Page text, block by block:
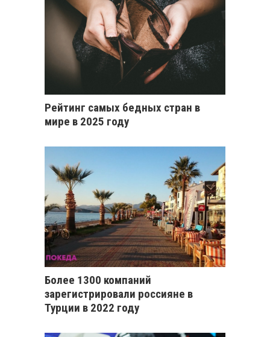
Рейтинг самых бедных стран в
мире в 2025 году
Более 1300 компаний
зарегистрировали россияне в
Турции в 2022 году